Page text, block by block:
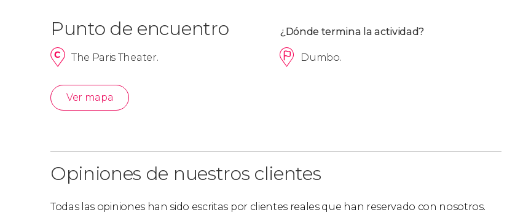
Punto de encuentro ¿Dónde termina la actividad?
The Paris Theater. Dumbo.
Ver mapa
Opiniones de nuestros clientes
Todas las opiniones han sido escritas por clientes reales que han reservado con nosotros.